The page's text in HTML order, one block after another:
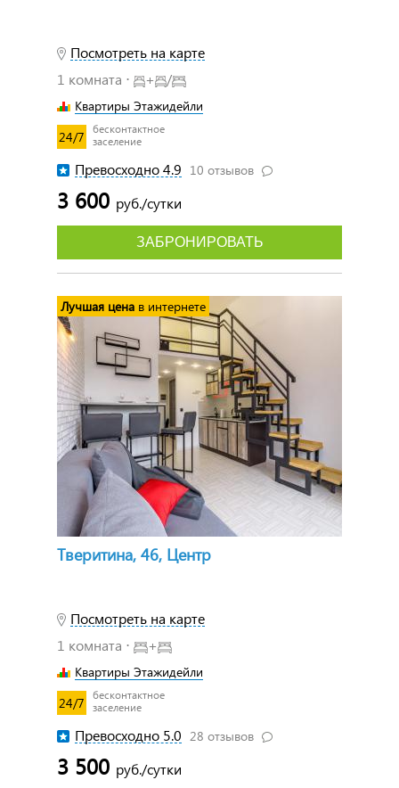
Посмотреть на карте
1 комната ⋅
+ /
Квартиры Этажидейли
24/7
бесконтактное
заселение
Превосходно 4.9 10 отзывов
3 600 руб./сутки
ЗАБРОНИРОВАТЬ
Тверитина, 46, Центр
Посмотреть на карте
1 комната ⋅
+
Квартиры Этажидейли
24/7
бесконтактное
заселение
Превосходно 5.0 28 отзывов
3 500 руб./сутки
Лучшая цена в интернете